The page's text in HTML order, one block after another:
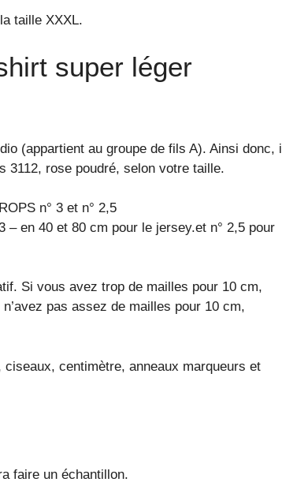
taille XXXL.
super léger
(appartient au groupe de fils A). Ainsi donc, il
3112, rose poudré, selon votre taille.
n° 3 et n° 2,5
– en 40 et 80 cm pour le jersey.et n° 2,5 pour
Si vous avez trop de mailles pour 10 cm,
pas assez de mailles pour 10 cm,
centimètre, anneaux marqueurs et
faire un échantillon.